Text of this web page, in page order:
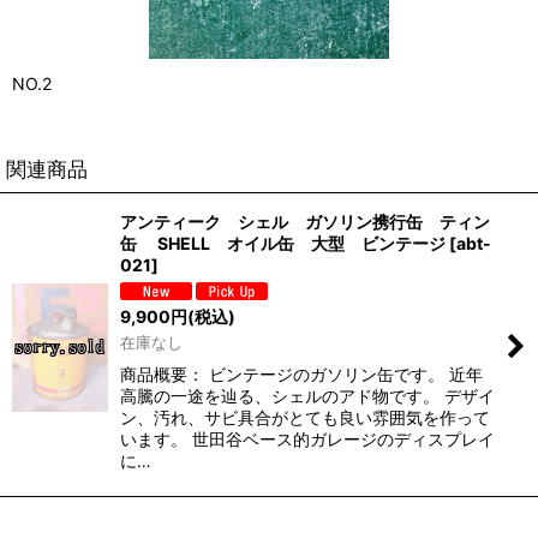
NO.2
関連商品
アンティーク シェル ガソリン携行缶 ティン
缶 SHELL オイル缶 大型 ビンテージ [abt-
021]
9,900円(税込)
在庫なし
商品概要： ビンテージのガソリン缶です。 近年
高騰の一途を辿る、シェルのアド物です。 デザイ
ン、汚れ、サビ具合がとても良い雰囲気を作って
います。 世田谷ベース的ガレージのディスプレイ
に…